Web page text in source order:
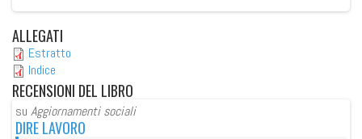
ALLEGATI
Estratto
Indice
RECENSIONI DEL LIBRO
su Aggiornamenti sociali
DIRE LAVORO